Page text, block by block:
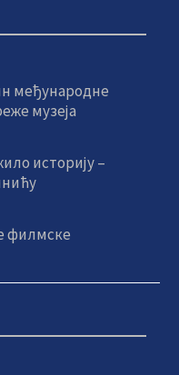
међународне
музеја
историју –
филмске